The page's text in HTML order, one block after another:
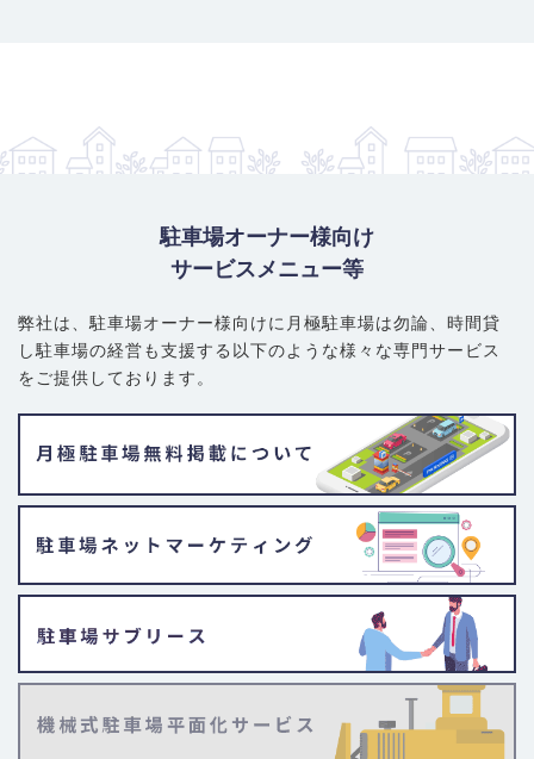
駐車場オーナー様向け
サービスメニュー等
弊社は、駐車場オーナー様向けに月極駐車場は勿論、 時間貸
し駐車場の経営も支援する以下のような様々な専門サービス
をご提供しております。